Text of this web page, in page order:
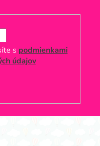
s podmienkami
údajov